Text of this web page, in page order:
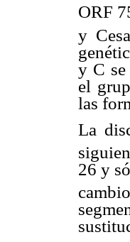
ORF
y
y C se
el
las
La
26 y